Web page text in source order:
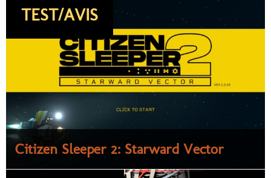
TEST/AVIS
Citizen Sleeper 2: Starward Vector